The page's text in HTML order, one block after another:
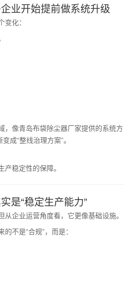
业开始提前做系统升级
变化：
，像青岛布袋除尘器厂家提供的系统方
成“整线治理方案”。
产稳定性的保障。
是“稳定生产能力”
从企业运营角度看，它更像基础设施。
不是“合规”，而是：